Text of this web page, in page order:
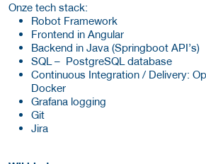
Onze tech stack:
Robot Framework
Frontend in Angular
Backend in Java (Springboot API’s)
SQL – PostgreSQL database
Continuous Integration / Delivery:
Docker
Grafana logging
Git
Jira